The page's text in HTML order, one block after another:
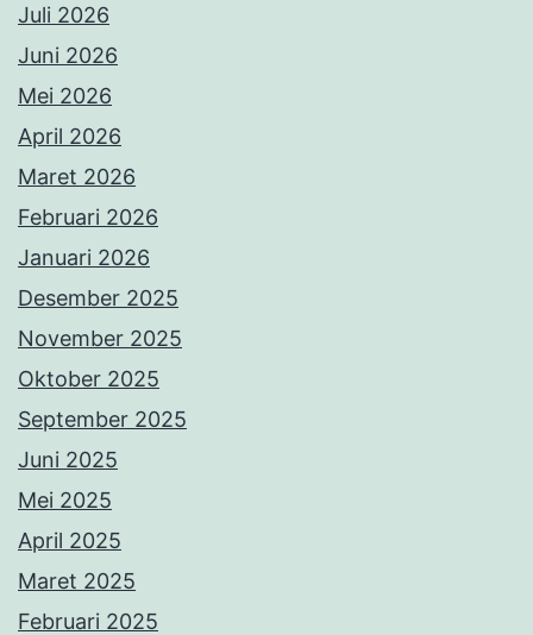
Juli 2026
Juni 2026
Mei 2026
April 2026
Maret 2026
Februari 2026
Januari 2026
Desember 2025
November 2025
Oktober 2025
September 2025
Juni 2025
Mei 2025
April 2025
Maret 2025
Februari 2025